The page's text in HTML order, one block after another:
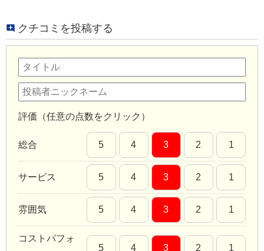
クチコミを投稿する
評価（任意の点数をクリック）
総合 5 4 3 2 1
サービス 5 4 3 2 1
雰囲気 5 4 3 2 1
コストパフォ
5
4 3 2 1